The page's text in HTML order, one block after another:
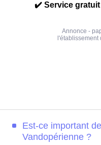
✔️ Service gratuit
Annonce -
Est-ce important
Vandopérienne ?